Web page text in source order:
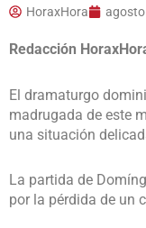
HoraxHora
Redacción
El dramaturgo
madrugada de este
una situación
La partida de
por la pérdida de un